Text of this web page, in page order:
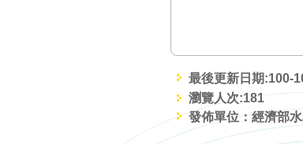
最後更新日期:100-
瀏覽人次:181
發佈單位：經濟部